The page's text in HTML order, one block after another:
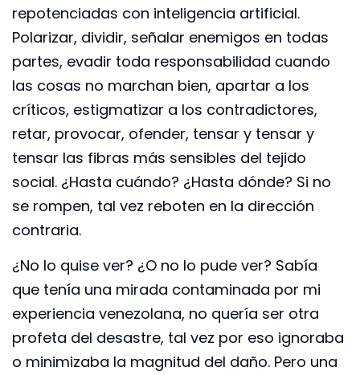
repotenciadas con inteligencia artificial.
Polarizar, dividir, señalar enemigos en todas
partes, evadir toda responsabilidad cuando
las cosas no marchan bien, apartar a los
críticos, estigmatizar a los contradictores,
retar, provocar, ofender, tensar y tensar y
tensar las fibras más sensibles del tejido
social. ¿Hasta cuándo? ¿Hasta dónde? Si no
se rompen, tal vez reboten en la dirección
contraria.
¿No lo quise ver? ¿O no lo pude ver? Sabía
que tenía una mirada contaminada por mi
experiencia venezolana, no quería ser otra
profeta del desastre, tal vez por eso ignoraba
o minimizaba la magnitud del daño. Pero una